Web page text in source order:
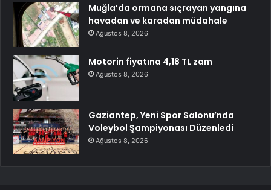
Muğla’da ormana sıçrayan yangına
havadan ve karadan müdahale
Ağustos 8, 2026
Motorin fiyatına 4,18 TL zam
Ağustos 8, 2026
Gaziantep, Yeni Spor Salonu’nda
Voleybol Şampiyonası Düzenledi
Ağustos 8, 2026